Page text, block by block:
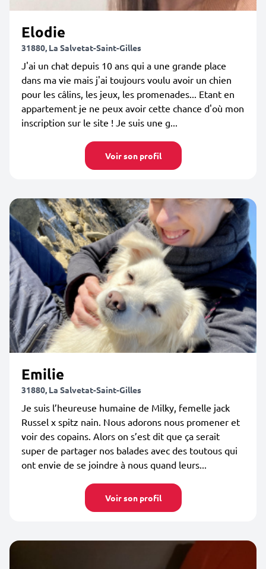
Elodie
31880, La Salvetat-Saint-Gilles
J'ai un chat depuis 10 ans qui a une grande place
dans ma vie mais j'ai toujours voulu avoir un chien
pour les câlins, les jeux, les promenades... Etant en
appartement je ne peux avoir cette chance d'où mon
inscription sur le site ! Je suis une g...
Voir son profil
Emilie
31880, La Salvetat-Saint-Gilles
Je suis l’heureuse humaine de Milky, femelle jack
Russel x spitz nain. Nous adorons nous promener et
voir des copains. Alors on s’est dit que ça serait
super de partager nos balades avec des toutous qui
ont envie de se joindre à nous quand leurs...
Voir son profil